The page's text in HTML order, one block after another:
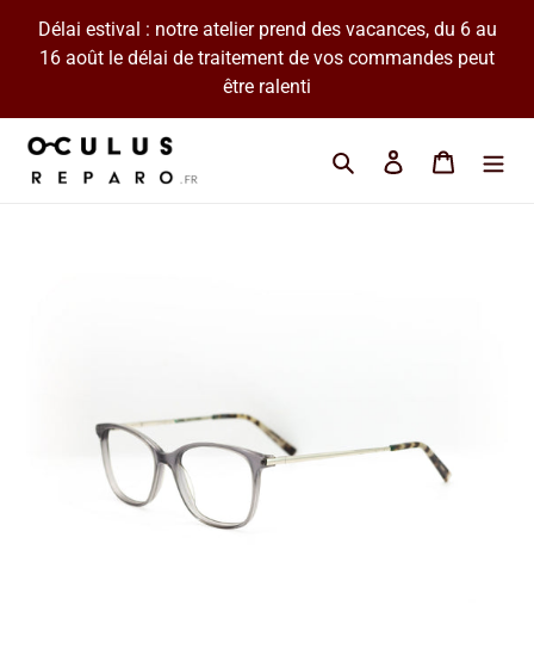
contenu
Délai estival : notre atelier prend des vacances, du 6 au
16 août le délai de traitement de vos commandes peut
être ralenti
Cherchez une
Se connecter
Panier